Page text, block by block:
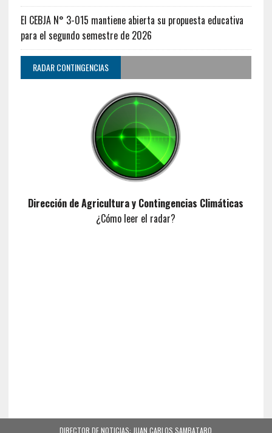
El CEBJA N° 3-015 mantiene abierta su propuesta educativa
para el segundo semestre de 2026
RADAR CONTINGENCIAS
Dirección de Agricultura y Contingencias Climáticas
¿Cómo leer el radar?
DIRECTOR DE NOTICIAS: JUAN CARLOS SAMBATARO